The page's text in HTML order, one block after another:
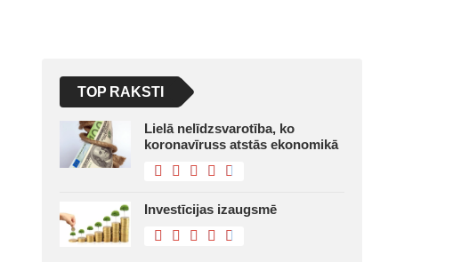
TOP RAKSTI
Lielā nelīdzsvarotība, ko
koronavīruss atstās ekonomikā
Investīcijas izaugsmē